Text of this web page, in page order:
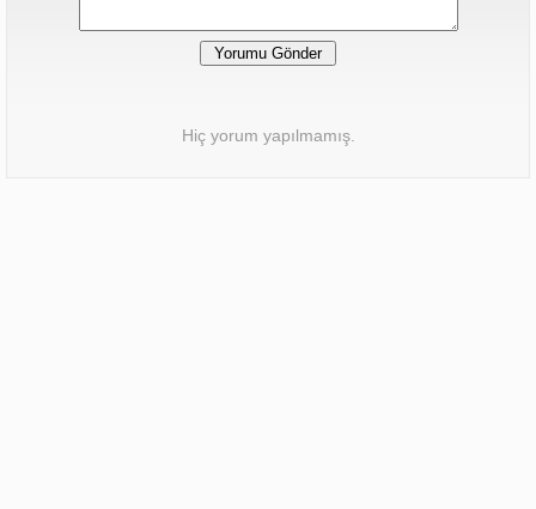
Hiç yorum yapılmamış.